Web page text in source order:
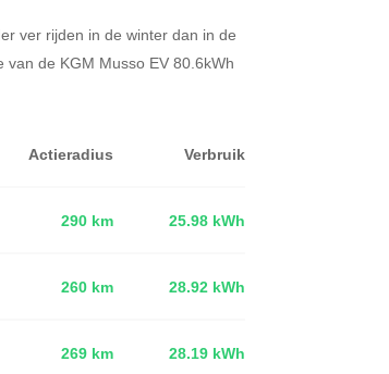
ver rijden in de winter dan in de
de KGM Musso EV 80.6kWh
Actieradius Verbruik
290 km 25.98 kWh
260 km 28.92 kWh
269 km 28.19 kWh